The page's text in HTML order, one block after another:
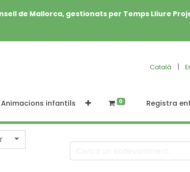
de Mallorca, gestionats per Temps Lliure
Català |
Animacions infantils 0 Registra